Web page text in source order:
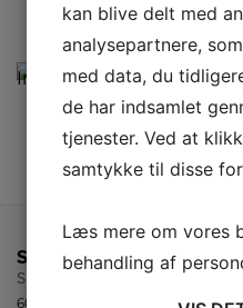
Smeg Induktionskogeplade
SI364FXM
60 cm bred
Smart
kan blive delt med
analysepartnere,
med data, du
de har indsamlet
tjenester. Ved at
samtykke til disse
Læs mere om vores
behandling af